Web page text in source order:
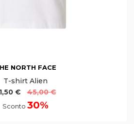
NORTH FACE
T-shirt Alien
€
45,00 €
Sconto 30%